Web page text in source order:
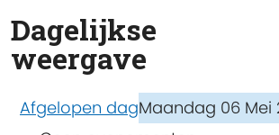
Dagelijkse
weergave
Afgelopen dagMaandag 06 Mei